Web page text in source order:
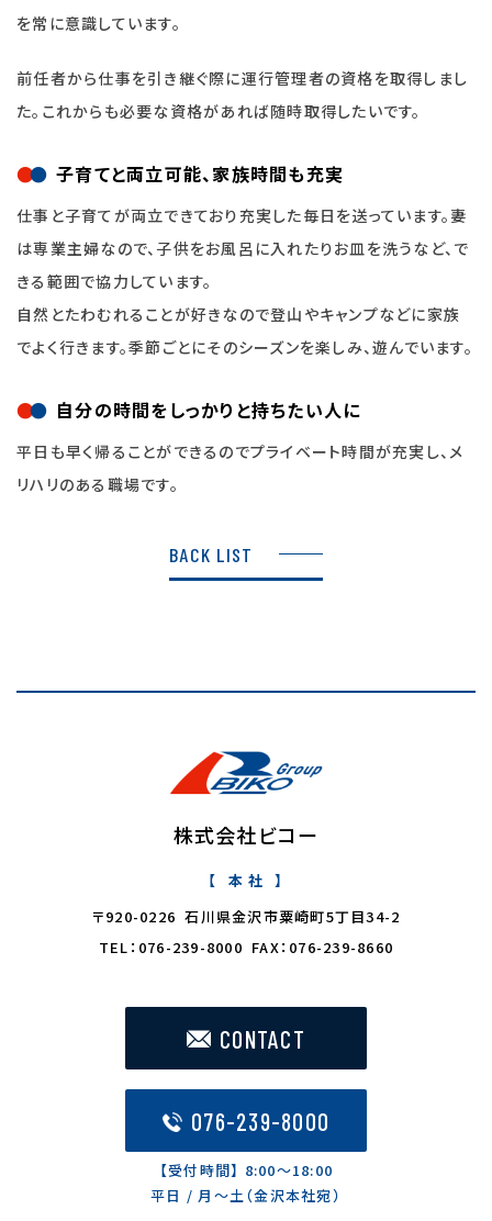
を常に意識しています。
前任者から仕事を引き継ぐ際に運行管理者の資格を取得しまし
た。これからも必要な資格があれば随時取得したいです。
子育てと両立可能、家族時間も充実
仕事と子育てが両立できており充実した毎日を送っています。妻
は専業主婦なので、子供をお風呂に入れたりお皿を洗うなど、で
きる範囲で協力しています。
自然とたわむれることが好きなので登山やキャンプなどに家族
でよく行きます。季節ごとにそのシーズンを楽しみ、遊んでいます。
自分の時間をしっかりと持ちたい人に
平日も早く帰ることができるのでプライベート時間が充実し、メ
リハリのある職場です。
BACK LIST
株式会社ビコー
本 社
〒920-0226 石川県金沢市粟崎町5丁目34-2
TEL：076-239-8000 FAX：076-239-8660
CONTACT
076-239-8000
【受付時間】 8:00〜18:00
平日 / 月〜土（金沢本社宛）